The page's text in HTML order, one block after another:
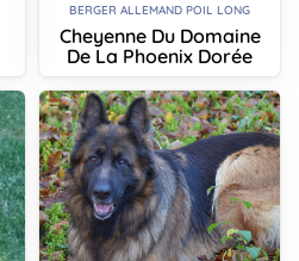
BERGER ALLEMAND POIL LONG
Cheyenne Du Domaine
De La Phoenix Dorée